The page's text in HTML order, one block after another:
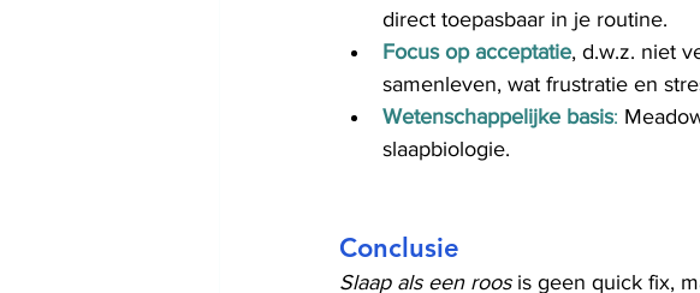
direct toepasbaar in je routine.
Focus op acceptatie, d.w.z. niet
samenleven, wat frustratie en
Wetenschappelijke basis:
slaapbiologie.
Conclusie
Slaap als een roos is geen quick fix,